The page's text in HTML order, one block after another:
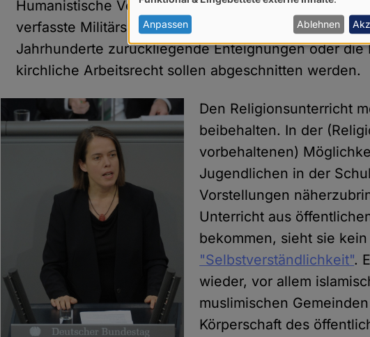
Humanistische Verband). Lediglich die obskursten
verfasste Militärseelsorge, die sog. Staatsleistungen
Jahrhunderte zurückliegende Enteignungen oder die
kirchliche Arbeitsrecht sollen abgeschnitten werden.
Den Religionsunterricht
beibehalten. In der
vorbehaltenen)
Jugendlichen in der
Vorstellungen
Unterricht aus
bekommen, sieht sie
"Selbstverständlichkeit".
wieder, vor allem
muslimischen
Körperschaft des
von
personenbezogenen
Daten
und
Anpassen Ablehnen